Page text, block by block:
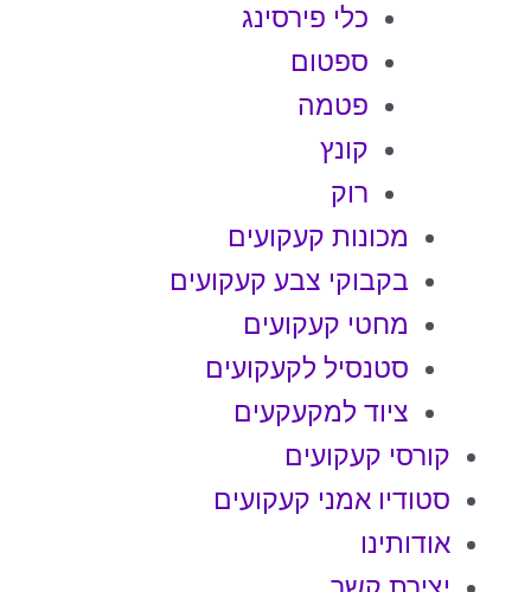
כלי פירסינג
ספטום
פטמה
קונץ
רוק
מכונות קעקועים
בקבוקי צבע קעקועים
מחטי קעקועים
סטנסיל לקעקועים
ציוד למקעקעים
קורסי קעקועים
סטודיו אמני קעקועים
אודותינו